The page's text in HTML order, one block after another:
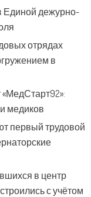
Единой дежурно-
отрядах
в
медиков
первый трудовой
в центр
с учётом